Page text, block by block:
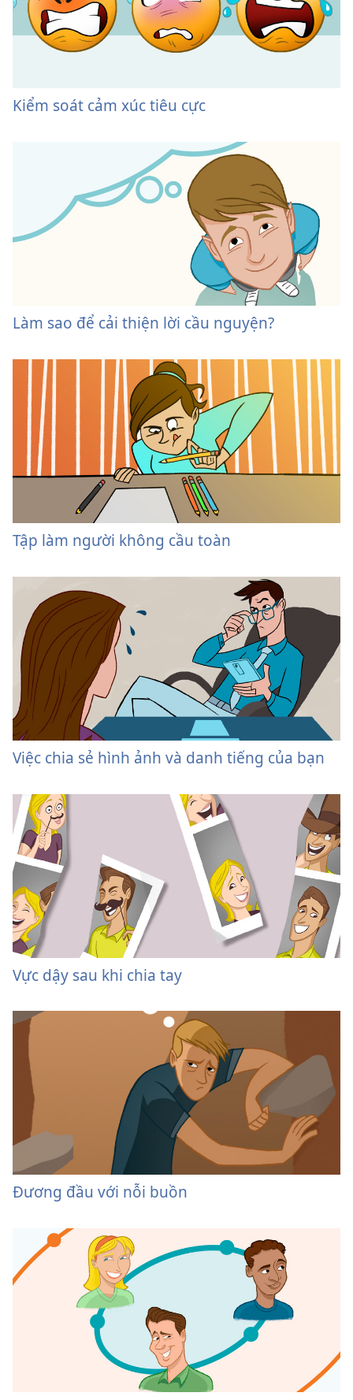
Kiểm soát cảm xúc tiêu cực
Làm sao để cải thiện lời cầu nguyện?
Tập làm người không cầu toàn
Việc chia sẻ hình ảnh và danh tiếng của bạn
Vực dậy sau khi chia tay
Đương đầu với nỗi buồn